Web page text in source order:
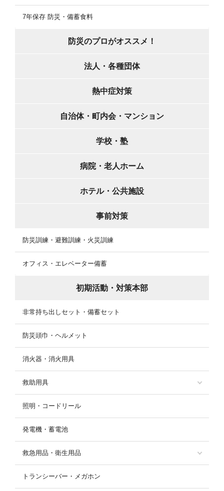
7年保存 防災・備蓄食料
防災のプロがオススメ！
法人・各種団体
熱中症対策
自治体・町内会・マンション
学校・塾
病院・老人ホーム
ホテル・公共施設
事前対策
防災訓練・避難訓練・火災訓練
オフィス・エレベーター備蓄
初期活動・対策本部
非常持ち出しセット・備蓄セット
防災頭巾・ヘルメット
消火器・消火用具
救助用具
照明・コードリール
発電機・蓄電池
救急用品・衛生用品
トランシーバー・メガホン